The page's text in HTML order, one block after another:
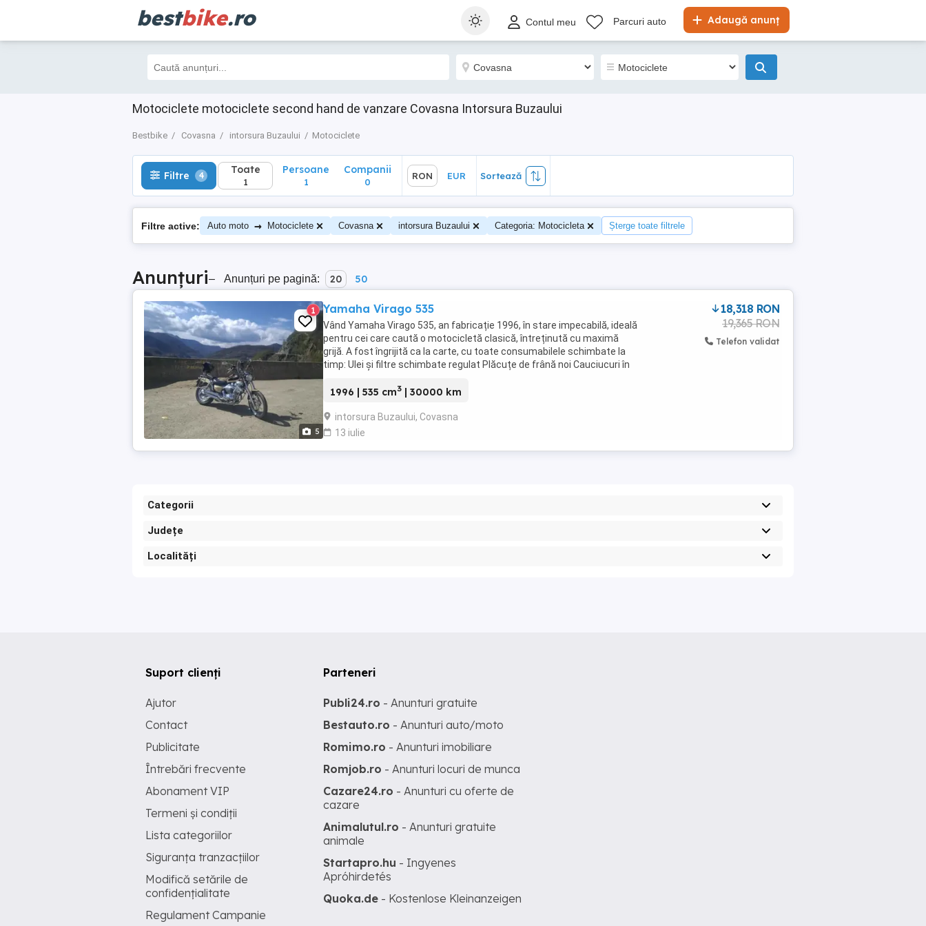
bestbike.ro Adaugă anunț
Contul meu Parcuri auto
Motociclete motociclete second hand de vanzare Covasna Intorsura Buzaului
Bestbike Covasna intorsura Buzaului Motociclete
Filtre 4 Toate
1
Sortează
Filtre 4 Toate
1
Persoane
1
Companii
0
RON EUR Sortează
Filtre active: Auto moto → Motociclete Covasna intorsura Buzaului Categoria: Motocicleta Șterge toate filtrele
Anunțuri– Anunțuri pe pagină: 20 50
5
1 Yamaha Virago 535
Vând Yamaha Virago 535, an fabricație 1996, în stare impecabilă, ideală
pentru cei care caută o motocicletă clasică, întreținută cu maximă
grijă. A fost îngrijită ca la carte, cu toate consumabilele schimbate la
timp: Ulei și filtre schimbate regulat Plăcuțe de frână noi Cauciucuri în
1996 | 535 cm3 | 30000 km
intorsura Buzaului, Covasna
13 iulie
18,318 RON
19,365 RON
Telefon validat
Categorii
Județe
Localități
Suport clienți
Ajutor
Contact
Publicitate
Întrebări frecvente
Abonament VIP
Termeni și condiții
Lista categoriilor
Siguranța tranzacțiilor
Modifică setările de
confidențialitate
Regulament Campanie
Parteneri
Publi24.ro - Anunturi gratuite
Bestauto.ro - Anunturi auto/moto
Romimo.ro - Anunturi imobiliare
Romjob.ro - Anunturi locuri de munca
Cazare24.ro - Anunturi cu oferte de
cazare
Animalutul.ro - Anunturi gratuite
animale
Startapro.hu - Ingyenes
Apróhirdetés
Quoka.de - Kostenlose Kleinanzeigen